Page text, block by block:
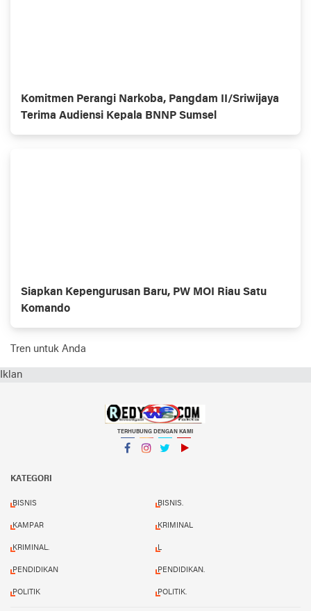
Komitmen Perangi Narkoba, Pangdam II/Sriwijaya
Terima Audiensi Kepala BNNP Sumsel
Siapkan Kepengurusan Baru, PW MOI Riau Satu
Komando
Tren untuk Anda
Iklan
TERHUBUNG DENGAN KAMI
KATEGORI
BISNIS BISNIS.
KAMPAR KRIMINAL
KRIMINAL. L
PENDIDIKAN PENDIDIKAN.
POLITIK POLITIK.